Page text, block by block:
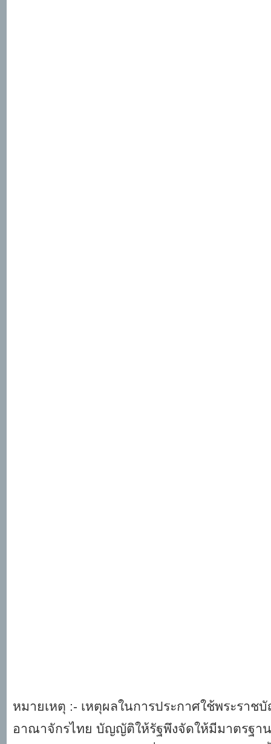
หมายเหตุ :- เหตุผลในการประกาศใช้พระร
อาณาจักรไทย บัญญัติให้รัฐพึงจัดให้มีมาตรฐา